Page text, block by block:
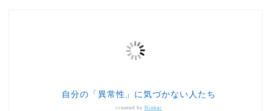
自分の「異常性」に気づかない人たち
created by Rinker